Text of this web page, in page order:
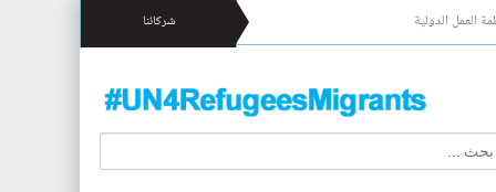
العمل الدولية شركائنا